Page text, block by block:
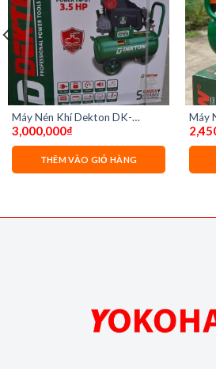
Máy Nén Khí Dekton DK-
AC30DR 3.5HP có dầu
3,000,000₫
THÊM VÀO GIỎ HÀNG
Máy